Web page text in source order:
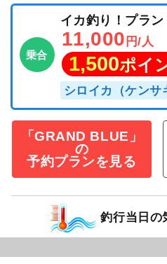
乗合
イカ釣り！プラン
11,000 円/人
1,500ポイ
シロイカ（ケンサ
「GRAND BLUE」
の
予約プランを見る
釣行当日の